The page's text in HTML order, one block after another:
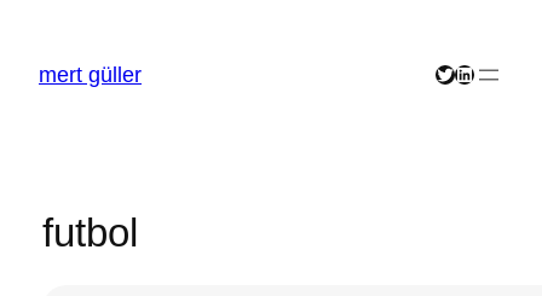
mert güller Twitter
LinkedIn
futbol